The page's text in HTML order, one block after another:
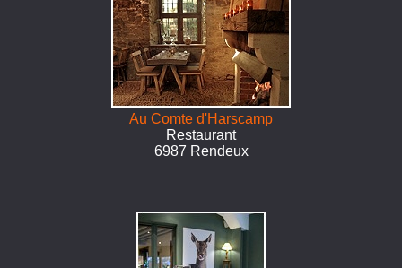
Au Comte d'Harscamp
Restaurant
6987 Rendeux